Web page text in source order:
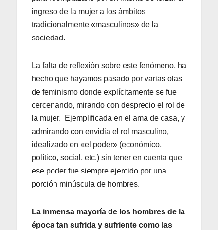
ingreso de la mujer a los ámbitos
tradicionalmente «masculinos» de la
sociedad.
La falta de reflexión sobre este fenómeno, ha
hecho que hayamos pasado por varias olas
de feminismo donde explícitamente se fue
cercenando, mirando con desprecio el rol de
la mujer. Ejemplificada en el ama de casa, y
admirando con envidia el rol masculino,
idealizado en «el poder» (económico,
político, social, etc.) sin tener en cuenta que
ese poder fue siempre ejercido por una
porción minúscula de hombres.
La inmensa mayoría de los hombres de la
época tan sufrida y sufriente como las